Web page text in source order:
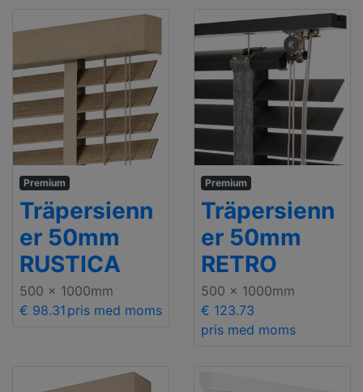
Premium
Träpersienn
er 50mm
RUSTICA
500 x 1000mm
€ 98.31 pris med moms
Premium
Träpersienn
er 50mm
RETRO
500 x 1000mm
€ 123.73
pris med moms